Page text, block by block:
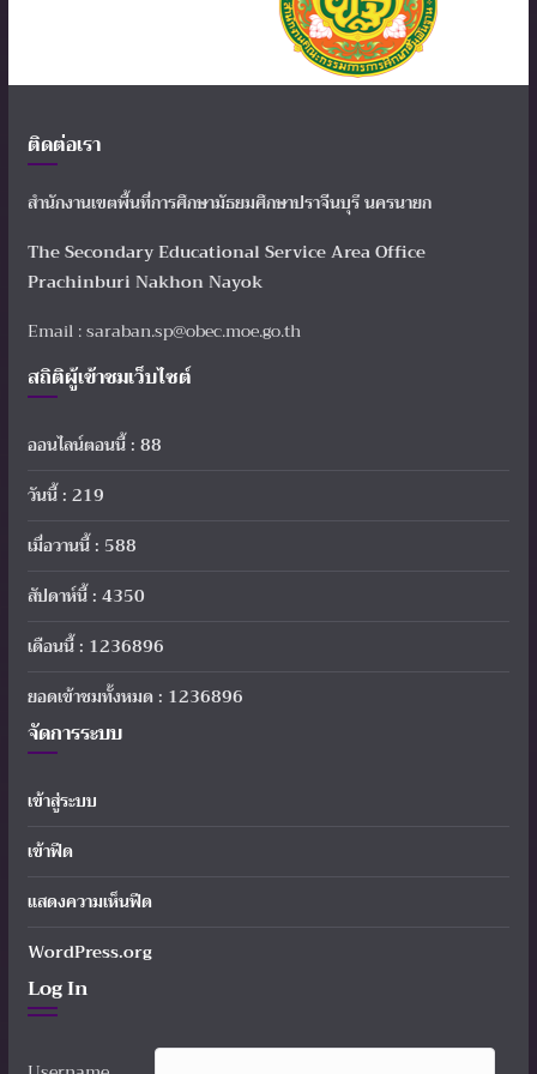
ติดต่อเรา
สำนักงานเขตพื้นที่การศึกษามัธยมศึกษาปราจีนบุรี นครนายก
The Secondary Educational Service Area Office
Prachinburi Nakhon Nayok
Email : saraban.sp@obec.moe.go.th
สถิติผู้เข้าชมเว็บไซต์
ออนไลน์ตอนนี้ : 88
วันนี้ : 219
เมื่อวานนี้ : 588
สัปดาห์นี้ : 4350
เดือนนี้ : 1236896
ยอดเข้าชมทั้งหมด : 1236896
จัดการระบบ
เข้าสู่ระบบ
เข้าฟีด
แสดงความเห็นฟีด
WordPress.org
Log In